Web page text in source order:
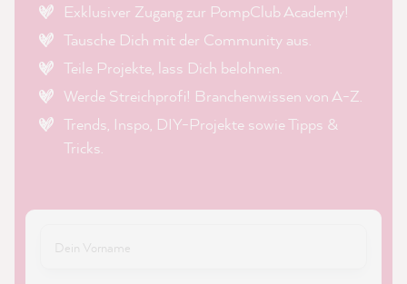
Exklusiver Zugang zur PompClub Academy!
Tausche Dich mit der Community aus.
Teile Projekte, lass Dich belohnen.
Werde Streichprofi! Branchenwissen von A-Z.
Trends, Inspo, DIY-Projekte sowie Tipps &
Tricks.